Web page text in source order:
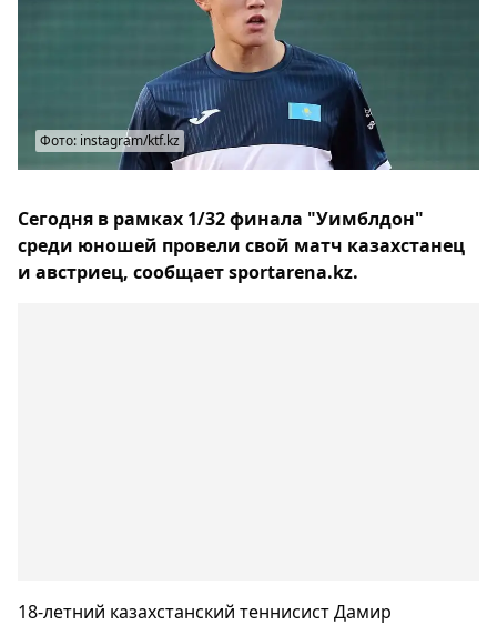
Фото: instagram/ktf.kz
Сегодня в рамках 1/32 финала "Уимблдон"
среди юношей провели свой матч казахстанец
и австриец, сообщает sportarena.kz.
18-летний казахстанский теннисист Дамир